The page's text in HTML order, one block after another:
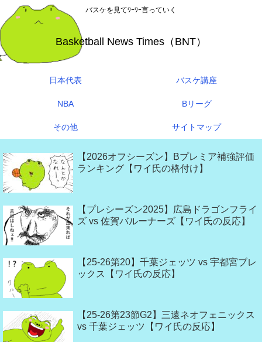
バスケを見てﾜｰﾜｰ言っていく
Basketball News Times（BNT）
日本代表 バスケ講座
NBA Bリーグ
その他 サイトマップ
【2026オフシーズン】Bプレミア補強評価
ランキング【ワイ氏の格付け】
【プレシーズン2025】広島ドラゴンフライ
ズ vs 佐賀バルーナーズ【ワイ氏の反応】
【25-26第20】千葉ジェッツ vs 宇都宮ブレ
ックス【ワイ氏の反応】
【25-26第23節G2】三遠ネオフェニックス
vs 千葉ジェッツ【ワイ氏の反応】